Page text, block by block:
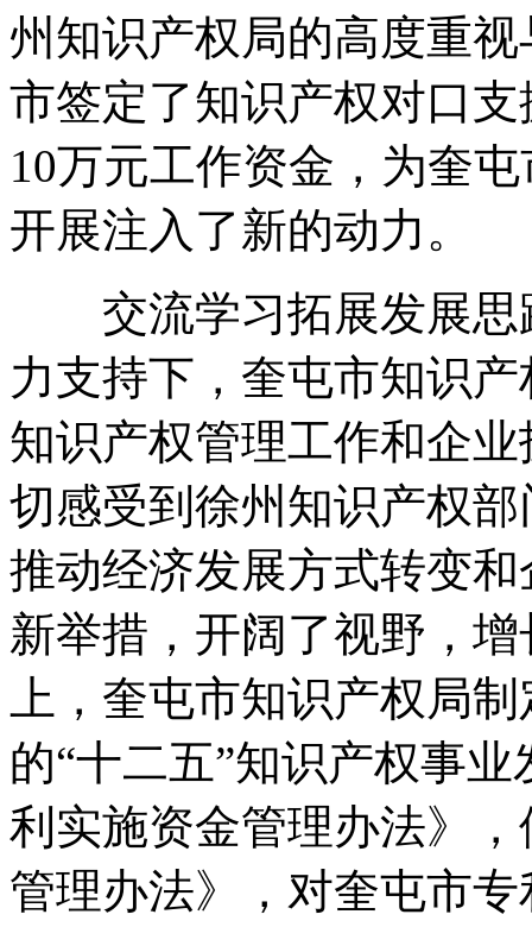
州知识产权局的高度重
市签定了知识产权对口
10万元工作资金，为奎
开展注入了新的动力。
交流学习拓展发展思
力支持下，奎屯市知识
知识产权管理工作和企
切感受到徐州知识产权
推动经济发展方式转变
新举措，开阔了视野，
上，奎屯市知识产权局
的“十二五”知识产权事
利实施资金管理办法》
管理办法》，对奎屯市